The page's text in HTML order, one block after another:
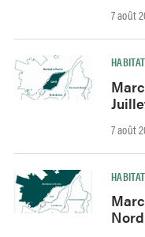
7 août
7 août